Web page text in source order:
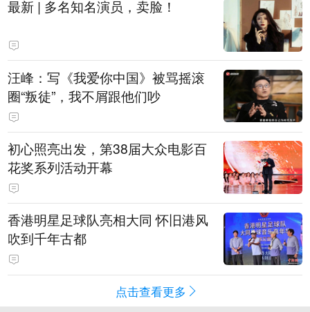
最新 | 多名知名演员，卖脸！
汪峰：写《我爱你中国》被骂摇滚
圈“叛徒”，我不屑跟他们吵
初心照亮出发，第38届大众电影百
花奖系列活动开幕
香港明星足球队亮相大同 怀旧港风
吹到千年古都
点击查看更多